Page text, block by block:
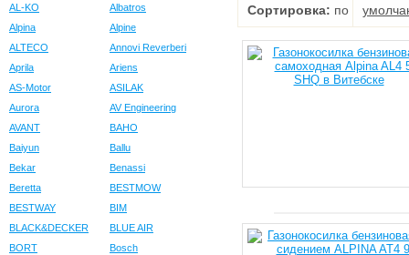
AL-KO
Albatros
Alpina
Alpine
ALTECO
Annovi Reverberi
Aprila
Ariens
AS-Motor
ASILAK
Aurora
AV Engineering
AVANT
BAHO
Baiyun
Ballu
Bekar
Benassi
Beretta
BESTMOW
BESTWAY
BIM
BLACK&DECKER
BLUE AIR
BORT
Bosch
Сортировка: по